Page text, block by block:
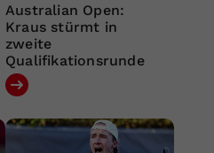
Australian Open:
Kraus stürmt in
zweite
Qualifikationsrunde